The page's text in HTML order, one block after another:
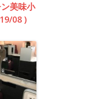
美味小
08 )